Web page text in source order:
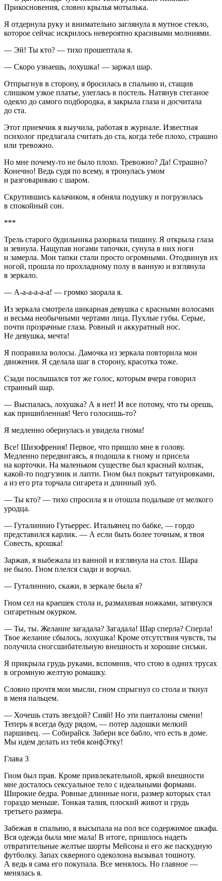
Прикосновения, словно крылья мотылька.
Я отдернула руку и внимательно заглянула в мутное стекло,
которое сейчас искрилось невероятно красивыми молниями.
— Эй! Ты кто? — тихо прошептала я.
— Скоро узнаешь, лохушка! — заржал шар.
Отпрыгнув в сторону, я бросилась в спальню и, стащив
слишком узкое платье, улеглась в постель. Натянув стеганое
одеяло до самого подбородка, я закрыла глаза и досчитала
до ста.
Этот приемчик я выучила, работая в журнале. Известная
психолог предлагала считать до ста, когда тебе плохо, страшно
или тревожно.
Но мне почему-то не было плохо. Тревожно? Да! Страшно?
Конечно! Ведь судя по всему, я тронулась умом
и разговариваю с шаром.
Скрутившись калачиком, я обняла подушку и погрузилась
в спокойный сон.
***
Трель старого будильника разорвала тишину. Я открыла глаза
и зевнула. Нащупав ногами тапочки, сунула в них ноги
и замерла. Мои тапки стали просто огромными. Отодвинув их
ногой, прошла по прохладному полу в ванную и взглянула
в зеркало.
— А-а-а-а-а-а! — громко заорала я.
Из зеркала смотрела шикарная девушка с красными волосами
и весьма необычными чертами лица. Пухлые губы. Серые,
почти прозрачные глаза. Ровный и аккуратный нос.
Не девушка, мечта!
Я поправила волосы. Дамочка из зеркала повторила мои
движения. Я сделала шаг в сторону, красотка тоже.
Сзади послышался тот же голос, которым вчера говорил
странный шар.
— Выспалась, лохушка? А я нет! И все потому, что ты орешь,
как пришибленная! Чего голосишь-то?
Я медленно обернулась и увидела гнома!
Все! Шизофрения! Первое, что пришло мне в голову.
Медленно передвигаясь, я подошла к гному и присела
на корточки. На маленьком существе был красный колпак,
какой-то подгузник и лапти. Гном был покрыт татуировками,
а из его рта торчала сигарета и длинный зуб.
— Ты кто? — тихо спросила я и отошла подальше от мелкого
уродца.
— Гуталиннио Гутьеррес. Итальянец по бабке, — гордо
представился карлик. — А если быть более точным, я твоя
Совесть, крошка!
Заржав, я выбежала из ванной и взглянула на стол. Шара
не было. Гном плелся сзади и ворчал.
— Гуталиннио, скажи, в зеркале была я?
Гном сел на краешек стола и, размахивая ножками, затянулся
сигаретным окурком.
— Ты, ты. Желание загадала? Загадала! Шар сперла? Сперла!
Твое желание сбылось, лохушка! Кроме отсутствия чувств, ты
получила сногсшибательную внешность и хорошие сиськи.
Я прикрыла грудь руками, вспомнив, что стою в одних трусах
в огромную желтую ромашку.
Словно прочтя мои мысли, гном спрыгнул со стола и ткнул
в меня пальцем.
— Хочешь стать звездой? Сияй! Но эти панталоны смени!
Теперь я всегда буду рядом, — потер ладошки мелкий
паршивец. — Собирайся. Забери все бабло, что есть в доме.
Мы идем делать из тебя конфЭтку!
Глава 3
Гном был прав. Кроме привлекательной, яркой внешности
мне досталось сексуальное тело с идеальными формами.
Широкие бедра. Ровные длинные ноги, размер которых стал
гораздо меньше. Тонкая талия, плоский живот и грудь
третьего размера.
Забежав в спальню, я высыпала на пол все содержимое шкафа.
Вся одежда была мне мала! В итоге, пришлось надеть
отвратительные желтые шорты Мейсона и его же паскудную
футболку. Запах скверного одеколона вызывал тошноту.
А ведь я сама его покупала. Все менялось. Но главное —
менялась я.